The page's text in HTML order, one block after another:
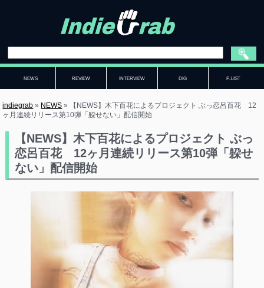
NEWS REVIEW INTERVIEW DIG P-LIST
indiegrab » NEWS »
【NEWS】木下百花によるプロジェクト ぶっ恋呂百花 12
ヶ月連続リリース第10弾「躱せない」配信開始
【NEWS】木下百花によるプロジェクト ぶっ
恋呂百花 12ヶ月連続リリース第10弾「躱せ
ない」配信開始